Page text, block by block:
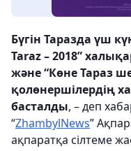
Бүгін Таразда үш
Taraz – 2018”
және “Көне Тараз
қолөнершілердің
басталды, – деп
“ZhambylNews”
ақпаратқа сілтеме